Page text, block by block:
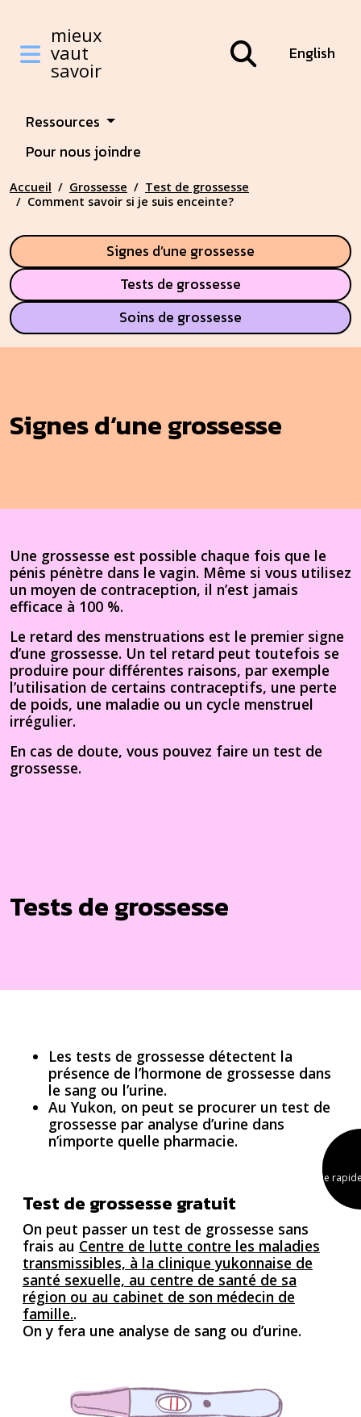
mieux
vaut
savoir
English
Featured Top
Sortie
Ressources
Pour nous joindre
Accueil Grossesse
Test de grossesse
Comment savoir si je suis enceinte?
Signes d’une grossesse
Tests de grossesse
Soins de grossesse
Signes d’une grossesse
Une grossesse est possible chaque fois que le
pénis pénètre dans le vagin. Même si vous utilisez
un moyen de contraception, il n’est jamais
efficace à 100 %.
Le retard des menstruations est le premier signe
d’une grossesse. Un tel retard peut toutefois se
produire pour différentes raisons, par exemple
l’utilisation de certains contraceptifs, une perte
de poids, une maladie ou un cycle menstruel
irrégulier.
En cas de doute, vous pouvez faire un test de
grossesse.
Tests de grossesse
Les tests de grossesse détectent la
présence de l’hormone de grossesse dans
le sang ou l’urine.
Au Yukon, on peut se procurer un test de
grossesse par analyse d’urine dans
n’importe quelle pharmacie.
Test de grossesse gratuit
On peut passer un test de grossesse sans
frais au Centre de lutte contre les maladies
transmissibles, à la clinique yukonnaise de
santé sexuelle, au centre de santé de sa
région ou au cabinet de son médecin de
famille..
On y fera une analyse de sang ou d’urine.